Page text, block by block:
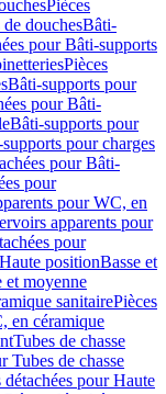
Pièces
douchesBâti-
pour Bâti-supports
Pièces
Bâti-supports pour
pour Bâti-
Bâti-supports pour
pour charges
pour Bâti-
pour
pour WC, en
apparents pour
pour
positionBasse et
et moyenne
sanitairePièces
en céramique
Tubes de chasse
Tubes de chasse
détachées pour Haute